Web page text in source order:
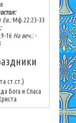
Ев.:Мф.22:23-33
16 На веч.: -
ст.ст.)
Бога и Спаса